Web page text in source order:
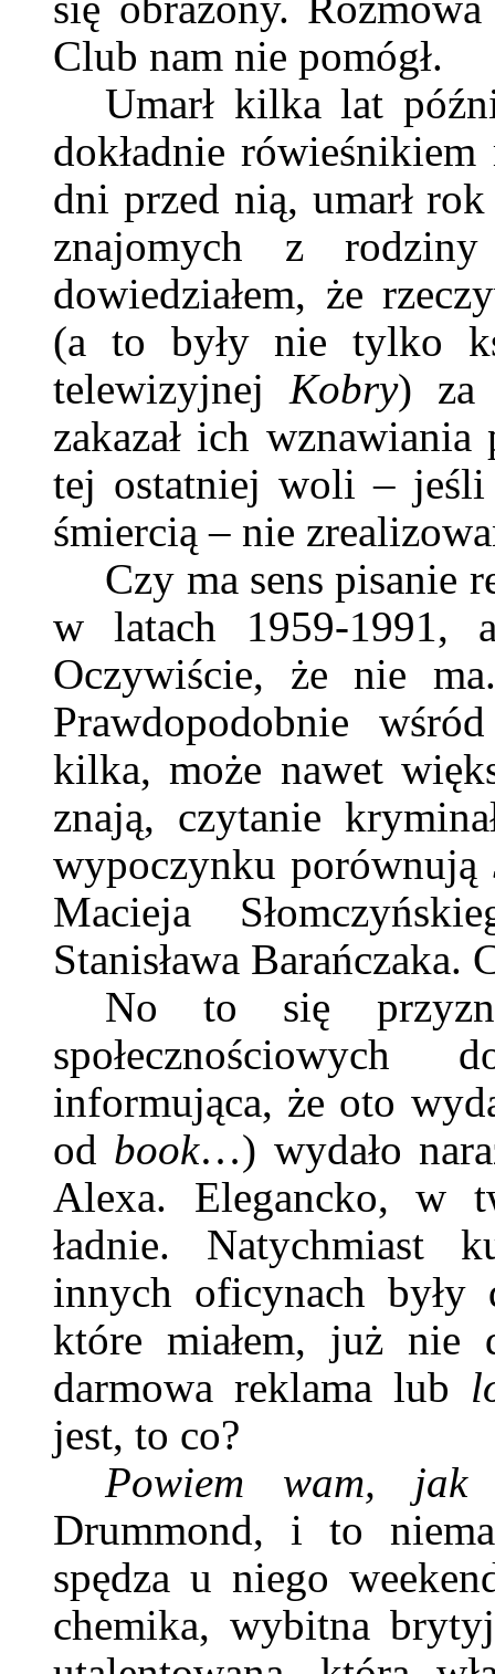
Club nam nie pomógł.
Umarł kilka lat
dokładnie
dni przed nią, umarł
znajomych z
dowiedziałem, że
(a to były nie tylko
telewizyjnej Kobry) za
zakazał ich
tej ostatniej woli – jeśli
śmiercią – nie
Czy ma sens pisanie
w latach 1959-1991,
Oczywiście, że nie
Prawdopodobnie
kilka, może nawet
znają, czytanie
wypoczynku porównują
Macieja
Stanisława
No to się
informująca, że oto
od book…) wydało
Alexa. Elegancko, w
ładnie. Natychmiast
innych oficynach
które miałem, już nie
darmowa reklama lub
jest, to co?
Powiem wam, jak
Drummond, i to
spędza u niego
chemika, wybitna